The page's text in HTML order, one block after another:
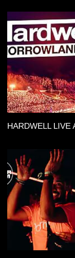
HARDWELL LIVE